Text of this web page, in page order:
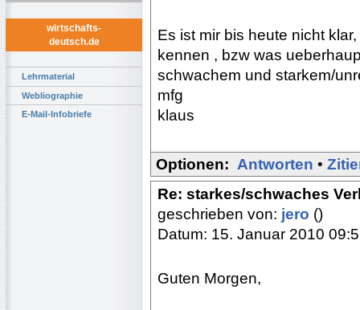
wirtschafts-
deutsch.de
Lehrmaterial
Webliographie
E-Mail-Infobriefe
Es ist mir bis heute nicht
kennen , bzw was
schwachem und starkem/
mfg
klaus
Optionen: Antworten •
Re: starkes/schwaches
geschrieben von: jero ()
Datum: 15. Januar 2010
Guten Morgen,